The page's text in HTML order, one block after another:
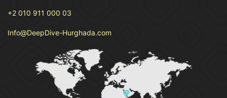
+2 010 911 000 03
Info@DeepDive-Hurghada.com